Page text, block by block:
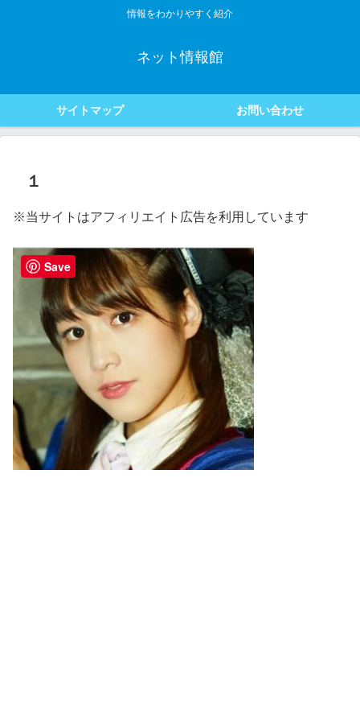
情報をわかりやすく紹介
ネット情報館
サイトマップ お問い合わせ
１
※当サイトはアフィリエイト広告を利用しています
Save